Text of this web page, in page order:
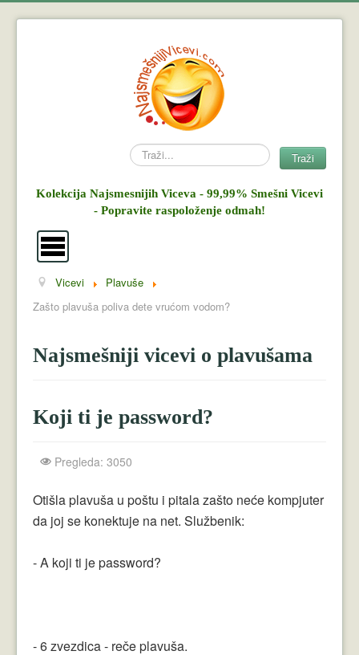
Search Traži
Kolekcija Najsmesnijih Viceva - 99,99% Smešni Vicevi
- Popravite raspoloženje odmah!
Vicevi
Crnogorci
Lala
Plavuše
Piroćanci
Vicevi Razni
Vicevi Dana
Vicevi
Plavuše
Zašto plavuša poliva dete vrućom vodom?
Najsmešniji vicevi o plavušama
Koji ti je password?
Pregleda: 3050
Otišla plavuša u poštu i pitala zašto neće kompjuter
da joj se konektuje na net. Službenik:
- A koji ti je password?
- 6 zvezdica - reče plavuša.